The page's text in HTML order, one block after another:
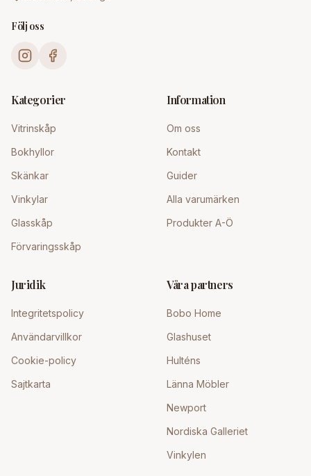
Följ oss
Kategorier
Vitrinskåp
Bokhyllor
Skänkar
Vinkylar
Glasskåp
Förvaringsskåp
Information
Om oss
Kontakt
Guider
Alla varumärken
Produkter A-Ö
Juridik
Integritetspolicy
Användarvillkor
Cookie-policy
Sajtkarta
Våra partners
Bobo Home
Glashuset
Hulténs
Länna Möbler
Newport
Nordiska Galleriet
Vinkylen